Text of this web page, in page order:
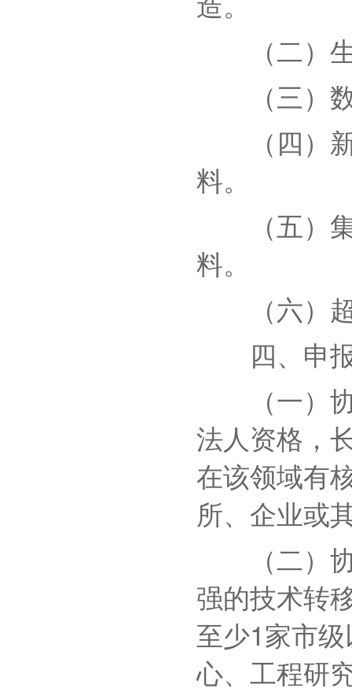
（二）生
（三）数
（四）新
料。
（五）集
料。
（六）超
四、申
（一）协
法人资格，
在该领域有
所、企业或
（二）协
强的技术转
至少1家市
心、工程研